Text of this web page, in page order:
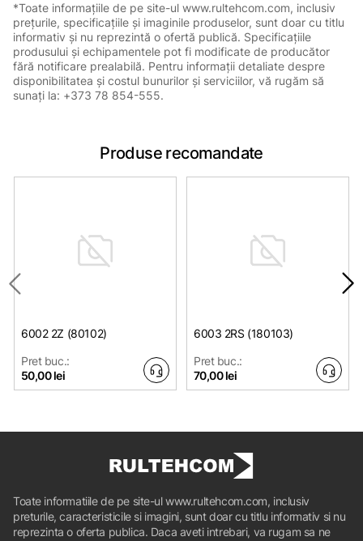
*Toate informațiile de pe site-ul www.rultehcom.com, inclusiv
prețurile, specificațiile și imaginile produselor, sunt doar cu titlu
informativ și nu reprezintă o ofertă publică. Specificațiile
produsului și echipamentele pot fi modificate de producător
fără notificare prealabilă. Pentru informații detaliate despre
disponibilitatea și costul bunurilor și serviciilor, vă rugăm să
sunați la: +373 78 854-555.
Produse recomandate
6002 2Z (80102)
Pret buc.:
50,00 lei
6003 2RS (180103)
Pret buc.:
70,00 lei
Toate informatiile de pe site-ul www.rultehcom.com, inclusiv
preturile, caracteristicile si imagini, sunt doar cu titlu informativ si nu
reprezinta o oferta publica. Daca aveti intrebari, va rugam sa ne